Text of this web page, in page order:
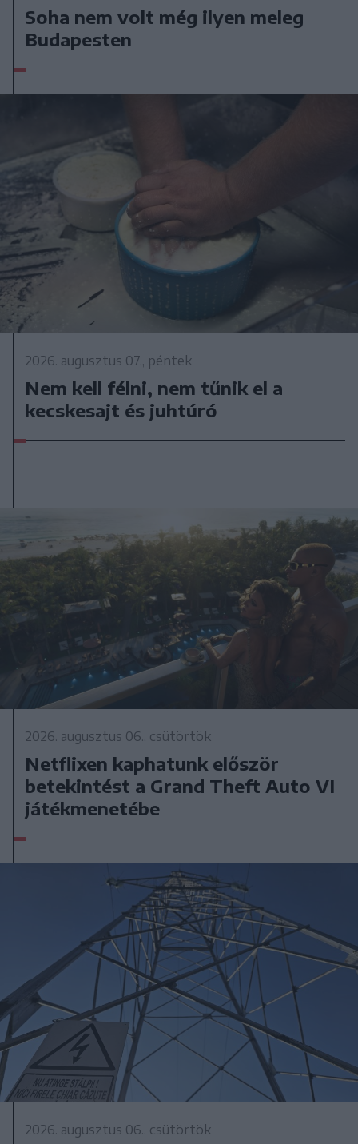
Soha nem volt még ilyen meleg
Budapesten
2026. augusztus 07., péntek
Nem kell félni, nem tűnik el a
kecskesajt és juhtúró
2026. augusztus 06., csütörtök
Netflixen kaphatunk először
betekintést a Grand Theft Auto VI
játékmenetébe
2026. augusztus 06., csütörtök